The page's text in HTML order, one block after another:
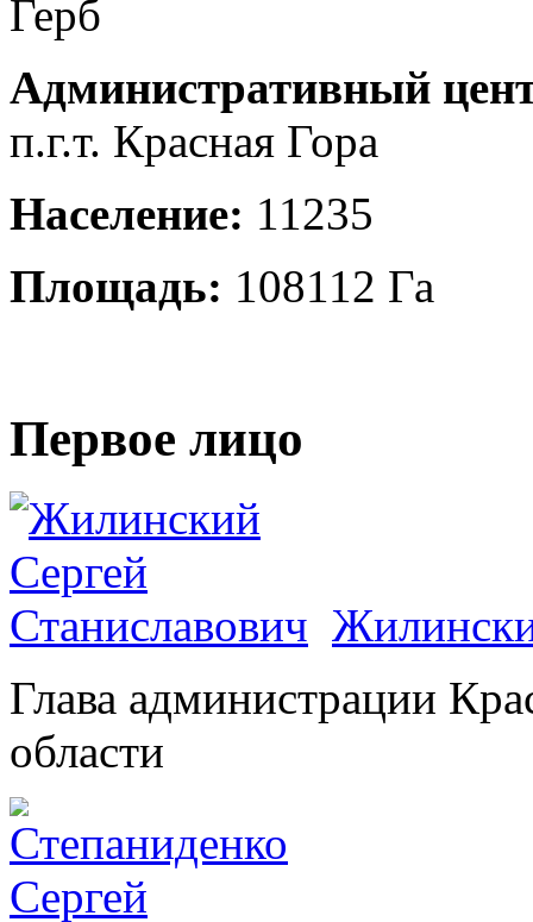
Административный
п.г.т. Красная Гора
Население: 11235
Площадь: 108112 Га
Первое лицо
Глава администрации
области